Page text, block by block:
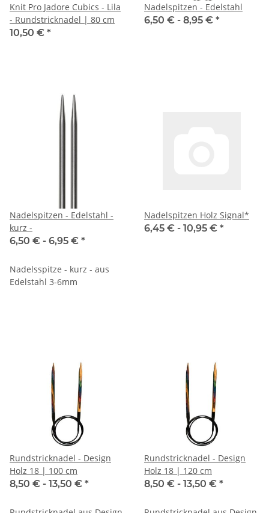
Knit Pro Jadore Cubics - Lila
- Rundstricknadel | 80 cm
10,50 € *
Nadelspitzen - Edelstahl
6,50 € - 8,95 € *
Nadelspitzen - Edelstahl -
kurz -
6,50 € - 6,95 € *
Nadelsspitze - kurz - aus
Edelstahl 3-6mm
Nadelspitzen Holz Signal*
6,45 € - 10,95 € *
Rundstricknadel - Design
Holz 18 | 100 cm
8,50 € - 13,50 € *
Rundstricknadel - Design
Holz 18 | 120 cm
8,50 € - 13,50 € *